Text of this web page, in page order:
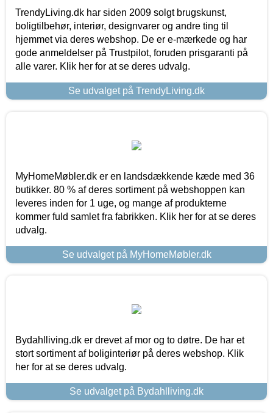
TrendyLiving.dk har siden 2009 solgt brugskunst,
boligtilbehør, interiør, designvarer og andre ting til
hjemmet via deres webshop. De er e-mærkede og har
gode anmeldelser på Trustpilot, foruden prisgaranti på
alle varer. Klik her for at se deres udvalg.
Se udvalget på TrendyLiving.dk
MyHomeMøbler.dk er en landsdækkende kæde med 36
butikker. 80 % af deres sortiment på webshoppen kan
leveres inden for 1 uge, og mange af produkterne
kommer fuld samlet fra fabrikken. Klik her for at se deres
udvalg.
Se udvalget på MyHomeMøbler.dk
Bydahlliving.dk er drevet af mor og to døtre. De har et
stort sortiment af boliginteriør på deres webshop. Klik
her for at se deres udvalg.
Se udvalget på Bydahlliving.dk